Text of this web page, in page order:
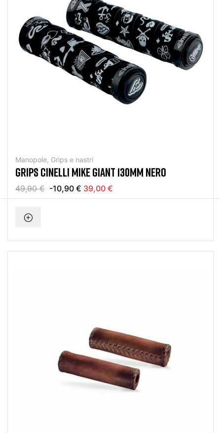
Manopole, Grips e nastri
GRIPS CINELLI MIKE GIANT 130MM NERO
49,90 € -10,90 € 39,00 €